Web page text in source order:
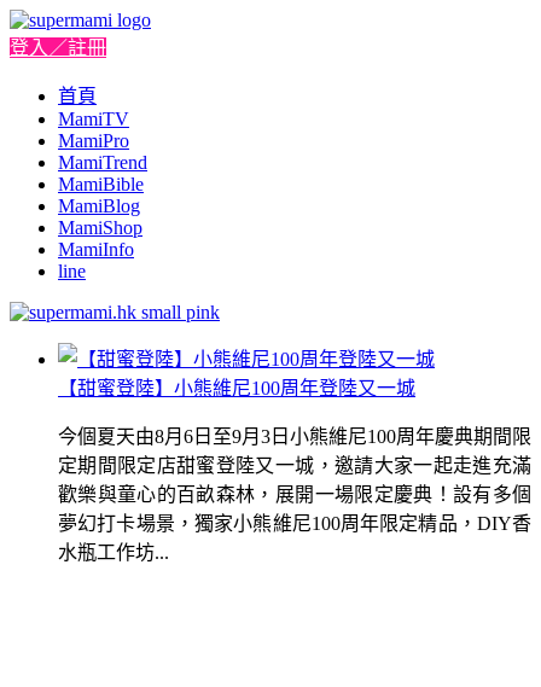
登入／註冊
首頁
MamiTV
MamiPro
MamiTrend
MamiBible
MamiBlog
MamiShop
MamiInfo
line
【甜蜜登陸】小熊維尼100周年登陸又一城
今個夏天由8月6日至9月3日小熊維尼100周年慶典期間限
定期間限定店甜蜜登陸又一城，邀請大家一起走進充滿
歡樂與童心的百畝森林，展開一場限定慶典！設有多個
夢幻打卡場景，獨家小熊維尼100周年限定精品，DIY香
水瓶工作坊...